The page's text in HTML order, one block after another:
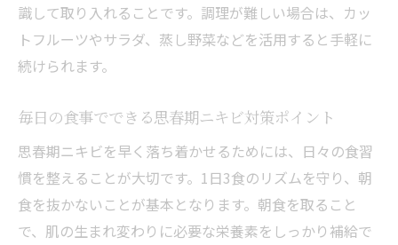
スーパーで選ぶ思春期ニキビ向け食品リス
ト
思春期ニキビを意識した買い物のポイント
理由
日常に取り入れる思春期ニキビ予防の食材
続けやすい思春期ニキビ食事法まとめ
思春期ニキビケアに役立つ続けやすい食事
識して取り入れることです。調理が難しい場合は、カッ
トフルーツやサラダ、蒸し野菜などを活用すると手軽に
続けられます。
毎日の食事でできる思春期ニキビ対策ポイント
思春期ニキビを早く落ち着かせるためには、日々の食習
慣を整えることが大切です。1日3食のリズムを守り、朝
食を抜かないことが基本となります。朝食を取ること
で、肌の生まれ変わりに必要な栄養素をしっかり補給で